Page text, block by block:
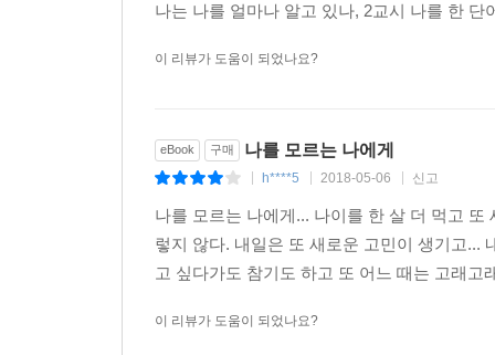
나는 나를 얼마나 알고 있나, 2교시 나를 한
이 리뷰가 도움이 되었나요?
eBook 구매 나를 모르는 나에게
h****5 2018-05-06 신고
나를 모르는 나에게... 나이를 한 살 더 먹고
렇지 않다. 내일은 또 새로운 고민이 생기고...
고 싶다가도 참기도 하고 또 어느 때는 고래
이 리뷰가 도움이 되었나요?